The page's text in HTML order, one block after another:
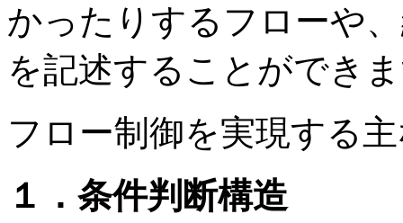
かったりするフローや
を記述することができ
フロー制御を実現する
１．条件判断構造